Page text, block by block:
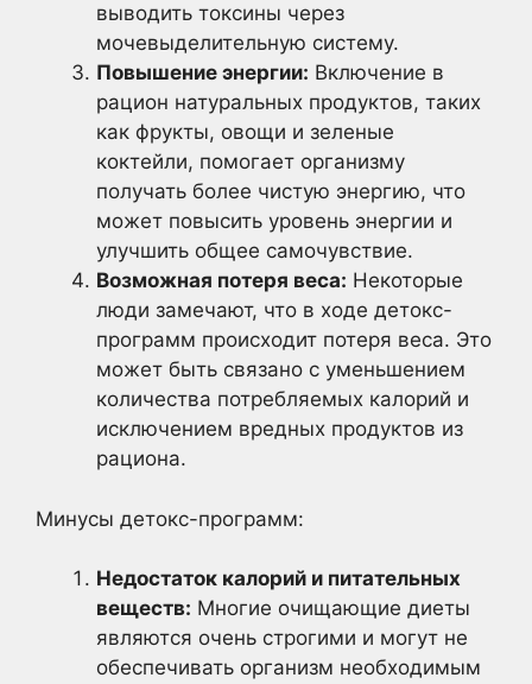
выводить токсины через
мочевыделительную систему.
Повышение энергии: Включение в
рацион натуральных продуктов, таких
как фрукты, овощи и зеленые
коктейли, помогает организму
получать более чистую энергию, что
может повысить уровень энергии и
улучшить общее самочувствие.
Возможная потеря веса: Некоторые
люди замечают, что в ходе детокс-
программ происходит потеря веса. Это
может быть связано с уменьшением
количества потребляемых калорий и
исключением вредных продуктов из
рациона.
Минусы детокс-программ:
Недостаток калорий и питательных
веществ: Многие очищающие диеты
являются очень строгими и могут не
обеспечивать организм необходимым